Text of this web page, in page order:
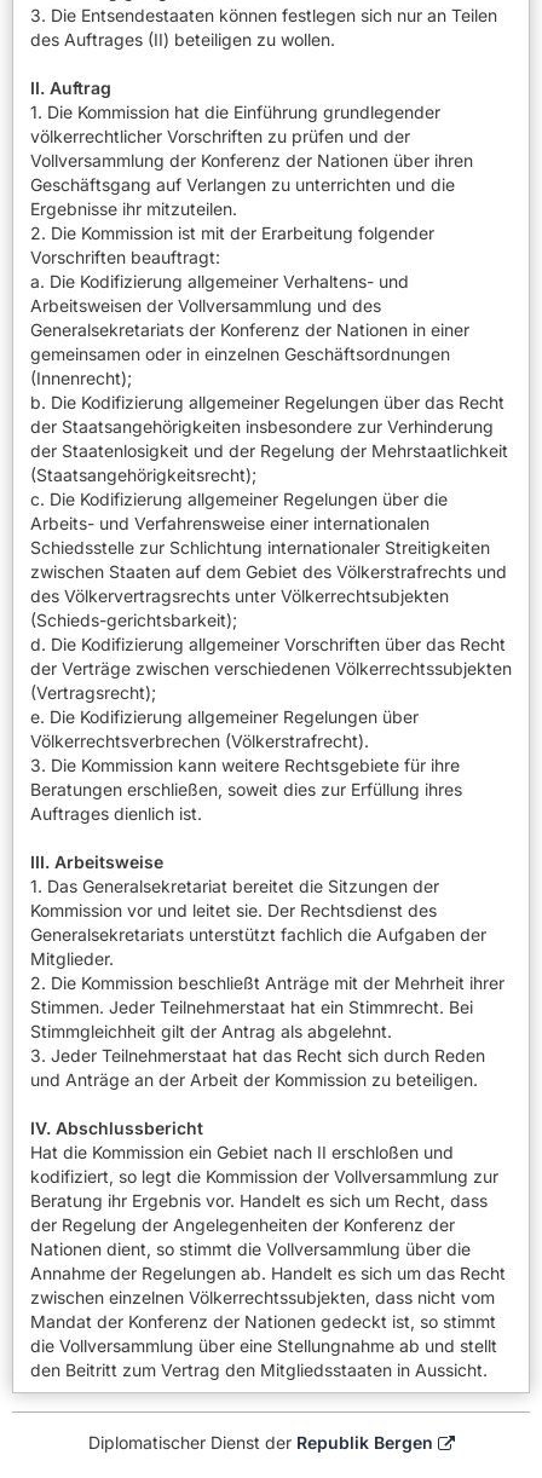
3. Die Entsendestaaten können festlegen sich nur an Teilen
des Auftrages (II) beteiligen zu wollen.
II. Auftrag
1. Die Kommission hat die Einführung grundlegender
völkerrechtlicher Vorschriften zu prüfen und der
Vollversammlung der Konferenz der Nationen über ihren
Geschäftsgang auf Verlangen zu unterrichten und die
Ergebnisse ihr mitzuteilen.
2. Die Kommission ist mit der Erarbeitung folgender
Vorschriften beauftragt:
a. Die Kodifizierung allgemeiner Verhaltens- und
Arbeitsweisen der Vollversammlung und des
Generalsekretariats der Konferenz der Nationen in einer
gemeinsamen oder in einzelnen Geschäftsordnungen
(Innenrecht);
b. Die Kodifizierung allgemeiner Regelungen über das Recht
der Staatsangehörigkeiten insbesondere zur Verhinderung
der Staatenlosigkeit und der Regelung der Mehrstaatlichkeit
(Staatsangehörigkeitsrecht);
c. Die Kodifizierung allgemeiner Regelungen über die
Arbeits- und Verfahrensweise einer internationalen
Schiedsstelle zur Schlichtung internationaler Streitigkeiten
zwischen Staaten auf dem Gebiet des Völkerstrafrechts und
des Völkervertragsrechts unter Völkerrechtsubjekten
(Schieds-gerichtsbarkeit);
d. Die Kodifizierung allgemeiner Vorschriften über das Recht
der Verträge zwischen verschiedenen Völkerrechtssubjekten
(Vertragsrecht);
e. Die Kodifizierung allgemeiner Regelungen über
Völkerrechtsverbrechen (Völkerstrafrecht).
3. Die Kommission kann weitere Rechtsgebiete für ihre
Beratungen erschließen, soweit dies zur Erfüllung ihres
Auftrages dienlich ist.
III. Arbeitsweise
1. Das Generalsekretariat bereitet die Sitzungen der
Kommission vor und leitet sie. Der Rechtsdienst des
Generalsekretariats unterstützt fachlich die Aufgaben der
Mitglieder.
2. Die Kommission beschließt Anträge mit der Mehrheit ihrer
Stimmen. Jeder Teilnehmerstaat hat ein Stimmrecht. Bei
Stimmgleichheit gilt der Antrag als abgelehnt.
3. Jeder Teilnehmerstaat hat das Recht sich durch Reden
und Anträge an der Arbeit der Kommission zu beteiligen.
IV. Abschlussbericht
Hat die Kommission ein Gebiet nach II erschloßen und
kodifiziert, so legt die Kommission der Vollversammlung zur
Beratung ihr Ergebnis vor. Handelt es sich um Recht, dass
der Regelung der Angelegenheiten der Konferenz der
Nationen dient, so stimmt die Vollversammlung über die
Annahme der Regelungen ab. Handelt es sich um das Recht
zwischen einzelnen Völkerrechtssubjekten, dass nicht vom
Mandat der Konferenz der Nationen gedeckt ist, so stimmt
die Vollversammlung über eine Stellungnahme ab und stellt
den Beitritt zum Vertrag den Mitgliedsstaaten in Aussicht.
Diplomatischer Dienst der Republik Bergen